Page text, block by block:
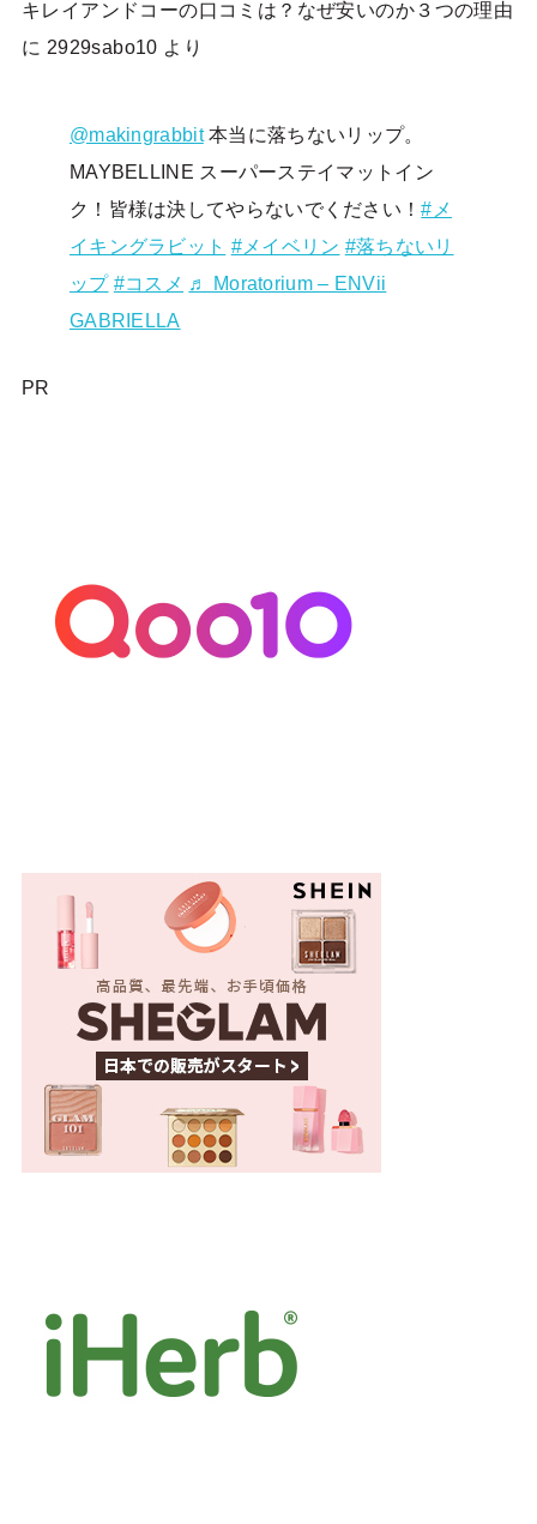
キレイアンドコーの口コミは？なぜ安いのか３つの理由
に 2929sabo10 より
@makingrabbit本当に落ちないリップ。
MAYBELLINE スーパーステイマットイン
ク！皆様は決してやらないでください！#メ
イキングラビット #メイベリン #落ちないリ
ップ #コスメ ♬ Moratorium – ENVii
GABRIELLA
PR